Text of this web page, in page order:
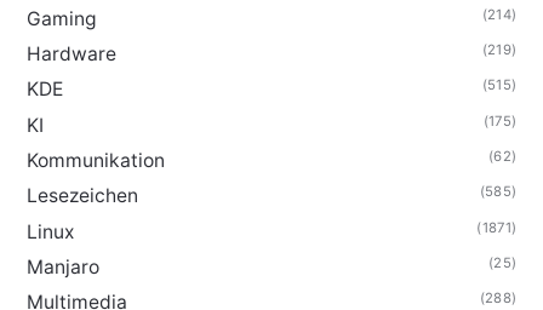
Gaming (214)
Hardware (219)
KDE (515)
KI (175)
Kommunikation (62)
Lesezeichen (585)
Linux (1871)
Manjaro (25)
Multimedia (288)